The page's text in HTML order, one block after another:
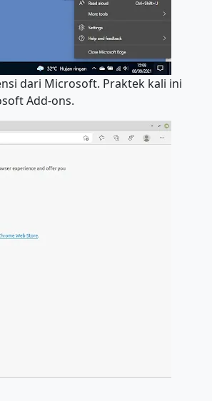
dari Microsoft. Praktek kali ini
Add-ons.